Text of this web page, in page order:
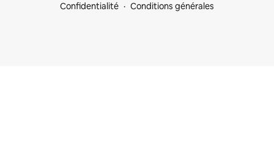
Confidentialité
Conditions générales